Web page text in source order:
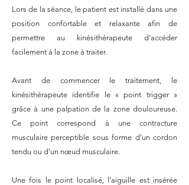
Lors de la séance, le patient est installé dans une
position confortable et relaxante afin de
permettre au kinésithérapeute d’accéder
facilement à la zone à traiter.
Avant de commencer le traitement, le
kinésithérapeute identifie le « point trigger »
grâce à une palpation de la zone douloureuse.
Ce point correspond à une contracture
musculaire perceptible sous forme d’un cordon
tendu ou d’un nœud musculaire.
Une fois le point localisé, l’aiguille est insérée